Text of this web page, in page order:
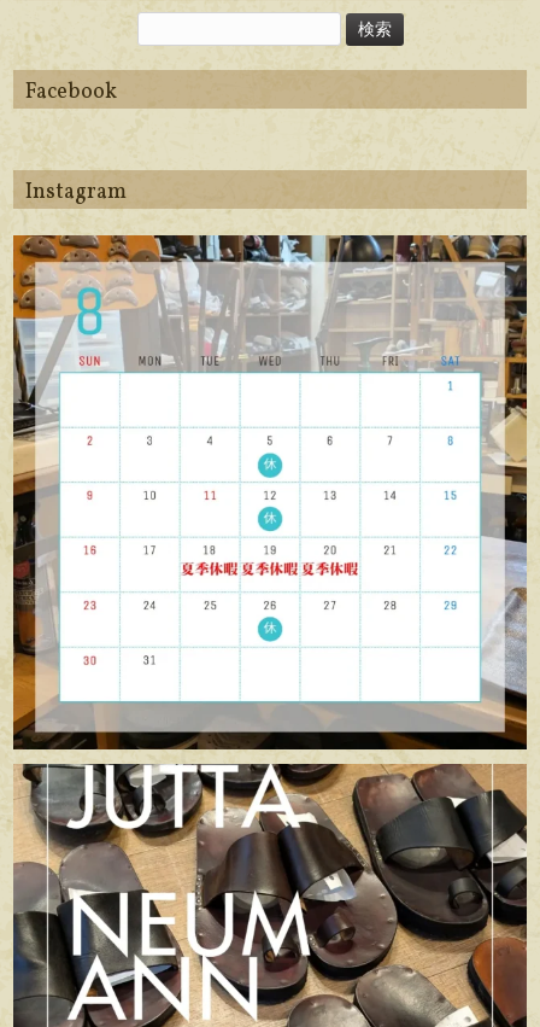
Facebook
Instagram
apego_handmade_shoemaker
8月 6
apego_handmade_shoemaker
7月 5